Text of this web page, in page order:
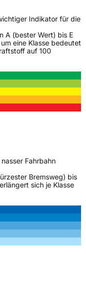
Indikator für die
A (bester Wert) bis E
eine Klasse bedeutet
auf 100
Fahrbahn
Bremsweg) bis
sich je Klasse